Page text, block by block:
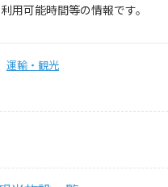
用可能時間等の情報です。
運輸・観光